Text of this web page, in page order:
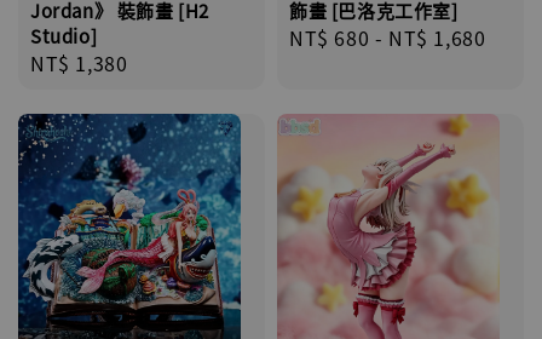
Jordan》 裝飾畫 [H2
Studio]
Regular
NT$ 1,380
飾畫 [巴洛克工作室]
Regular
NT$ 680 - NT$ 1,680